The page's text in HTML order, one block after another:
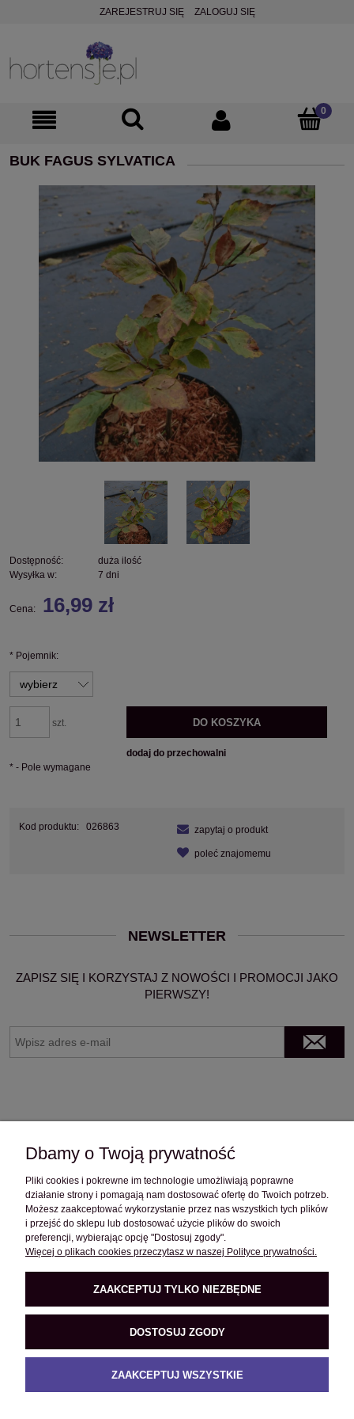
ZAREJESTRUJ SIĘ ZALOGUJ SIĘ
BUK FAGUS SYLVATICA
Dostępność:
duża ilość
Wysyłka w:
7 dni
Cena: 16,99 zł
* Pojemnik:
szt. DO KOSZYKA
dodaj do przechowalni
* - Pole wymagane
Kod produktu: 026863 zapytaj o produkt
poleć znajomemu
NEWSLETTER
ZAPISZ SIĘ I KORZYSTAJ Z NOWOŚCI I PROMOCJI JAKO
PIERWSZY!
OBSŁUGA KLIENTA
POMOC
O FIRMIE
PRODUKTY
Dbamy o Twoją prywatność
Pliki cookies i pokrewne im technologie umożliwiają poprawne
działanie strony i pomagają nam dostosować ofertę do Twoich potrzeb.
Możesz zaakceptować wykorzystanie przez nas wszystkich tych plików
i przejść do sklepu lub dostosować użycie plików do swoich
preferencji, wybierając opcję "Dostosuj zgody".
Więcej o plikach cookies przeczytasz w naszej Polityce prywatności.
ZAAKCEPTUJ TYLKO NIEZBĘDNE
DOSTOSUJ ZGODY
ZAAKCEPTUJ WSZYSTKIE